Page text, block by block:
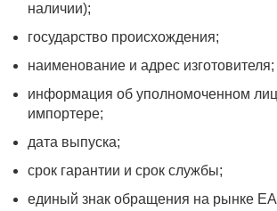
наличии);
государство происхождения;
наименование и адрес изготовителя;
информация об уполномоченном
импортере;
дата выпуска;
срок гарантии и срок службы;
единый знак обращения на рынке